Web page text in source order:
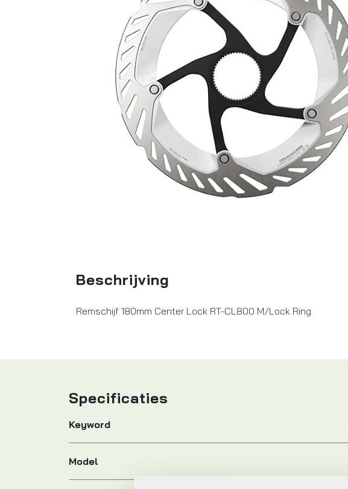
Beschrijving
Remschijf 180mm Center Lock RT-CL800 M/Lock Ring
Specificaties
Keyword
Model